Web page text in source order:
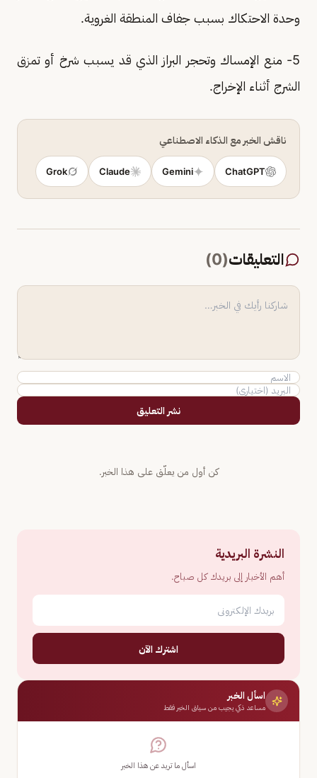
وحدة الاحتكاك بسبب جفاف المنطقة الغروية.
5- منع الإمساك وتحجر البراز الذي قد يسبب شرخ أو تمزق
الشرج أثناء الإخراج.
ناقش الخبر مع الذكاء الاصطناعي
ChatGPT
Gemini
Claude
Grok
التعليقات(
0
)
نشر التعليق
كن أول من يعلّق على هذا الخبر.
النشرة البريدية
أهم الأخبار إلى بريدك كل صباح.
اشترك الآن
اسأل الخبر
مساعد ذكي يجيب من سياق الخبر فقط
اسأل ما تريد عن هذا الخبر